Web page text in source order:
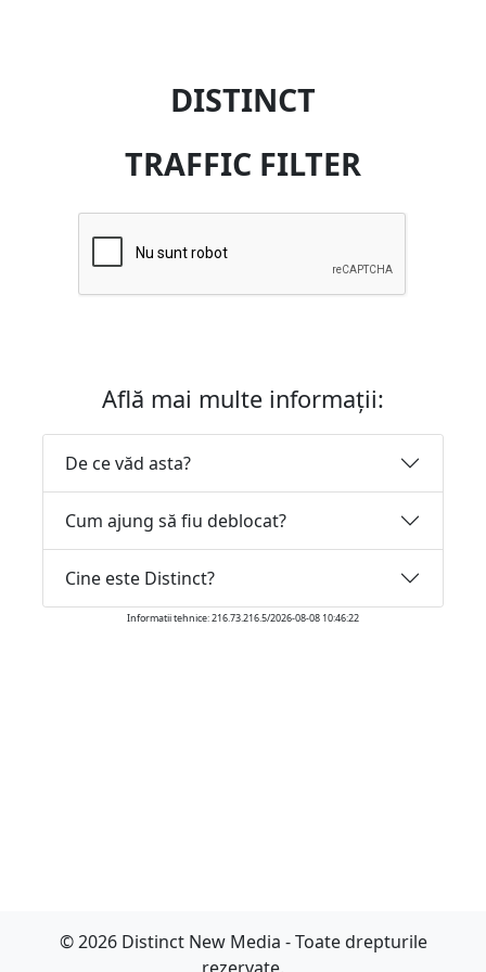
DISTINCT
TRAFFIC FILTER
Află mai multe informații:
De ce văd asta?
Cum ajung să fiu deblocat?
Cine este Distinct?
Informatii tehnice: 216.73.216.5/2026-08-08 10:46:22
© 2026 Distinct New Media - Toate drepturile